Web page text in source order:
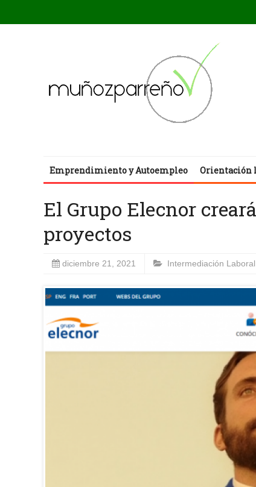
Emprendimiento y Autoempleo Orientación
El Grupo Elecnor
proyectos
diciembre 21, 2021 Intermediación Laboral